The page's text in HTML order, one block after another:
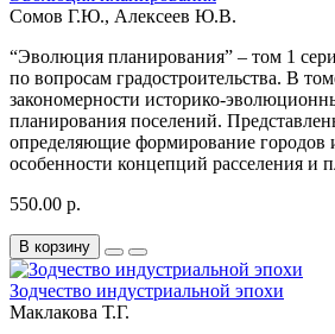
Сомов Г.Ю., Алексеев Ю.В.
“Эволюция планирования” – том 1
по вопросам градостроительства. В
закономерности историко-
планирования поселений.
определяющие формирование городов
особенности концепций расселения и
550.00 р.
В корзину
Зодчество индустриальной эпохи
Маклакова Т.Г.